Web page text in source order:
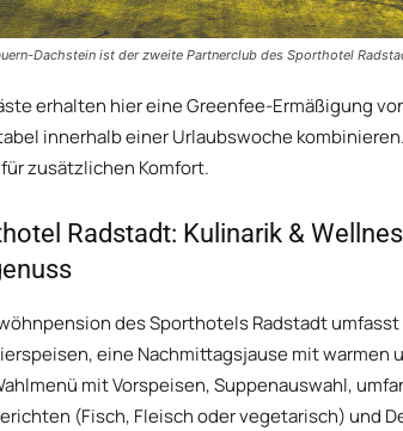
Dachstein ist der zweite Partnerclub des Sporthotel
erhalten hier eine Greenfee-Ermäßigung
innerhalb einer Urlaubswoche
zusätzlichen Komfort.
Radstadt: Kulinarik &
des Sporthotels Radstadt
eine Nachmittagsjause mit warmen
mit Vorspeisen, Suppenauswahl,
(Fisch, Fleisch oder vegetarisch) und